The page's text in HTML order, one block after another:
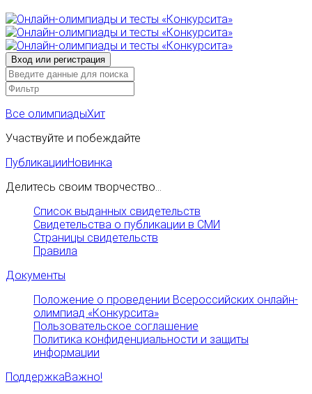
Все олимпиадыХит
Участвуйте и побеждайте
ПубликацииНовинка
Делитесь своим творчество...
Список выданных свидетельств
Свидетельства о публикации в СМИ
Страницы свидетельств
Правила
Документы
Положение о проведении Всероссийских онлайн-
олимпиад «Конкурсита»
Пользовательское соглашение
Политика конфиденциальности и защиты
информации
ПоддержкаВажно!